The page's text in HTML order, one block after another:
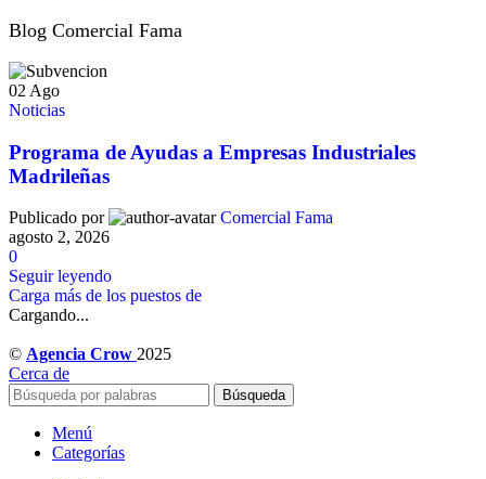
Blog Comercial Fama
02 Ago
Noticias
Programa de Ayudas a Empresas Industriales
Madrileñas
Publicado por
Comercial Fama
agosto 2, 2026
0
Seguir leyendo
Carga más de los puestos de
Cargando...
© Agencia Crow 2025
Cerca de
Búsqueda
Menú
Categorías